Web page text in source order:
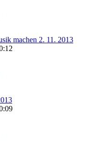
machen 2. 11. 2013